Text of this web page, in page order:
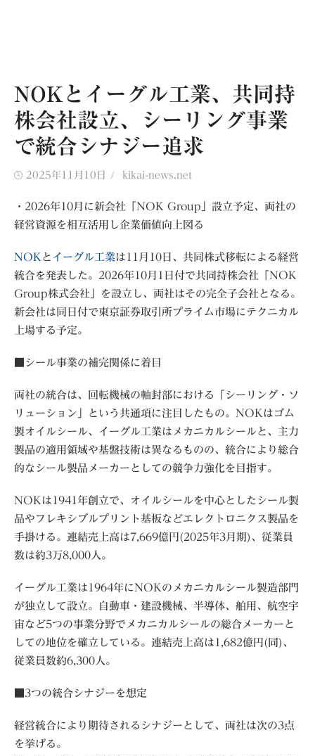
NOKとイーグル工業、共同持
株会社設立、シーリング事業
で統合シナジー追求
Posted
2025年11月10日 Author
kikai-news.net
・2026年10月に新会社「NOK Group」設立予定、両社の
経営資源を相互活用し企業価値向上図る
NOK と イーグル工業は11月10日、共同株式移転による経営
統合を発表した。2026年10月1日付で共同持株会社「NOK
Group株式会社」を設立し、両社はその完全子会社となる。
新会社は同日付で東京証券取引所プライム市場にテクニカル
上場する予定。
■シール事業の補完関係に着目
両社の統合は、回転機械の軸封部における「シーリング・ソ
リューション」という共通項に注目したもの。NOKはゴム
製オイルシール、イーグル工業はメカニカルシールと、主力
製品の適用領域や基盤技術は異なるものの、統合により総合
的なシール製品メーカーとしての競争力強化を目指す。
NOKは1941年創立で、オイルシールを中心としたシール製
品やフレキシブルプリント基板などエレクトロニクス製品を
手掛ける。連結売上高は7,669億円(2025年3月期)、従業員
数は約3万8,000人。
イーグル工業は1964年にNOKのメカニカルシール製造部門
が独立して設立。自動車・建設機械、半導体、舶用、航空宇
宙など5つの事業分野でメカニカルシールの総合メーカーと
しての地位を確立している。連結売上高は1,682億円(同)、
従業員数約6,300人。
■3つの統合シナジーを想定
経営統合により期待されるシナジーとして、両社は次の3点
を挙げる。